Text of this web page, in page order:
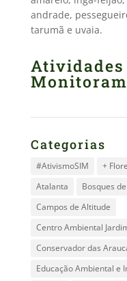
andrade,
tarumã e uvaia.
Atividades
Categorias
#AtivismoSIM +
Atalanta
Bosques
Campos de Altitude
Centro Ambiental
Conservador das
Educação Ambiental e